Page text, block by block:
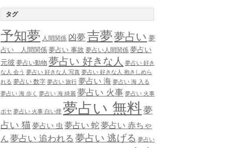
タグ
予知夢 人間関係 凶夢 吉夢夢占い 夢
占い 人間関係 夢占い 事故 夢占い人間関係 夢占い
元彼 夢占い動物 夢占い 好きな人 夢占い 好き
な人 会う 夢占い 好きな人 写真 夢占い 好きな人 抱きしめら
れる 夢占い 数字 夢占い 旅行 夢占い 海 夢占い 海 入る
夢占い 海 歩く 夢占い 海 綺麗 夢占い 火事 夢占い 火事
ボヤ 夢占い 火事 白い煙 夢占い 無料 夢
占い 猫夢占い 虫 夢占い 蛇夢占い 赤ちゃ
ん 夢占い 追われる 夢占い 逃げる 夢占い